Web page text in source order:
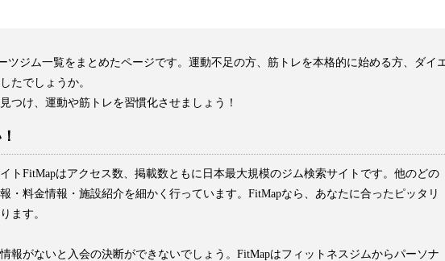
ツジム一覧をまとめたページです。運動不足の方、筋トレを本格的に始める方、ダイ
たでしょうか。
つけ、運動や筋トレを習慣化させましょう！
トFitMapはアクセス数、掲載数ともに日本最大規模のジム検索サイトです。他のどの
・料金情報・施設紹介を細かく行っています。FitMapなら、あなたに合ったピッタリ
ます。
報がないと入会の決断ができないでしょう。FitMapはフィットネスジムからパーソナ